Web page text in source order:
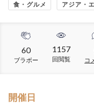
食・グルメ アジア・
60
ブラボー
1157
回閲覧 コ
開催日